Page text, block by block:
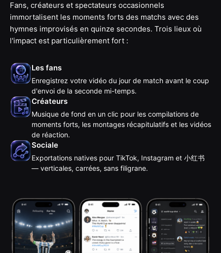
Fans, créateurs et spectateurs occasionnels
immortalisent les moments forts des matchs avec des
hymnes improvisés en quinze secondes. Trois lieux où
l'impact est particulièrement fort :
Les fans
Enregistrez votre vidéo du jour de match avant le coup
d'envoi de la seconde mi-temps.
Créateurs
Musique de fond en un clic pour les compilations de
moments forts, les montages récapitulatifs et les vidéos
de réaction.
Sociale
Exportations natives pour TikTok, Instagram et 小红书
— verticales, carrées, sans filigrane.